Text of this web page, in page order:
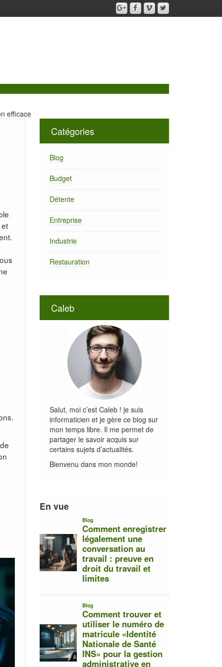
efficace
Catégories
Blog
Budget
Détente
Entreprise
Industrie
Restauration
Caleb
Salut, moi c’est Caleb ! je suis
informaticien et je gère ce blog sur
mon temps libre. Il me permet de
partager le savoir acquis sur
certains sujets d’actualités.
Bienvenu dans mon monde!
En vue